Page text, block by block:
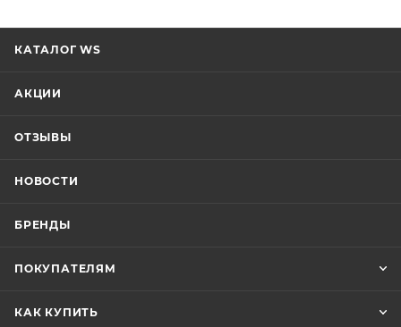
КАТАЛОГ WS
АКЦИИ
ОТЗЫВЫ
НОВОСТИ
БРЕНДЫ
ПОКУПАТЕЛЯМ
КАК КУПИТЬ